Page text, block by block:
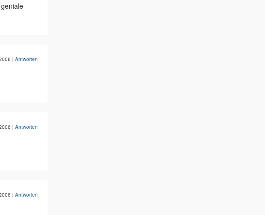
| Antworten
| Antworten
| Antworten